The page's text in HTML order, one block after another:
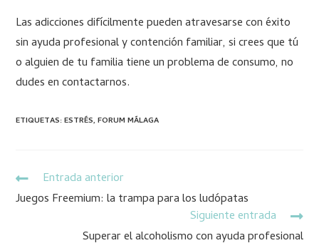
Las adicciones difícilmente pueden atravesarse con éxito
sin ayuda profesional y contención familiar, si crees que tú
o alguien de tu familia tiene un problema de consumo, no
dudes en contactarnos.
ETIQUETAS:ESTRÉS, FORUM MÁLAGA
Entrada anterior
Juegos Freemium: la trampa para los ludópatas
Siguiente entrada
Superar el alcoholismo con ayuda profesional